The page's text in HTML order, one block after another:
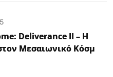
Deliverance II – Η
Μεσαιωνικό Κόσμο